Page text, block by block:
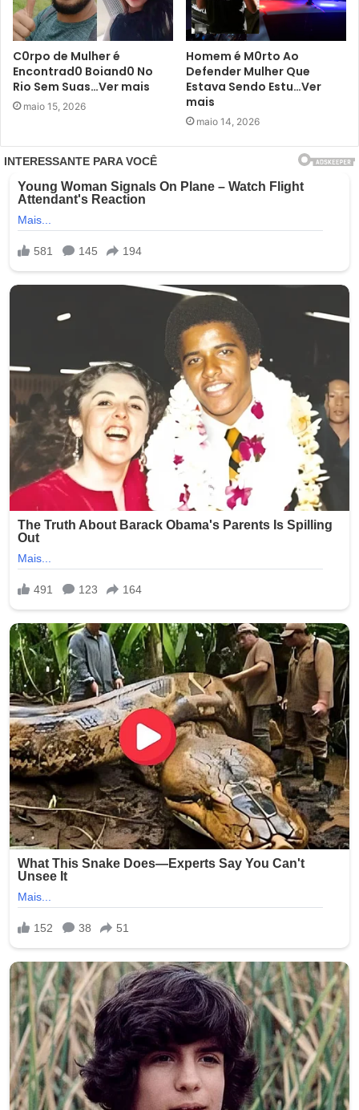
C0rpo de Mulher é
Encontrad0 Boiand0 No
Rio Sem Suas…Ver mais
maio 15, 2026
Homem é M0rto Ao
Defender Mulher Que
Estava Sendo Estu…Ver
mais
maio 14, 2026